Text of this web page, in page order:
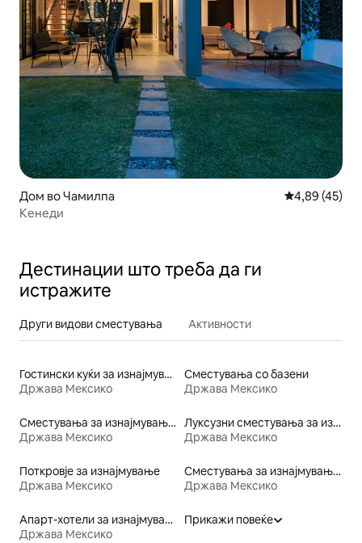
Дом во Чамилпа Просечна
4,89 (45)
Кенеди
Дестинации што треба да ги
истражите
Други видови сместувања Активности
Гостински куќи за изнајмување
Држава Мексико
Сместувања со базени
Држава Мексико
Сместувања за изнајмување со сауна
Држава Мексико
Луксузни сместувања за изнајмување
Држава Мексико
Поткровје за изнајмување
Држава Мексико
Сместувања за изнајмување со тоалет со пристапна висина
Држава Мексико
Апарт-хотели за изнајмување
Држава Мексико
Прикажи повеќе